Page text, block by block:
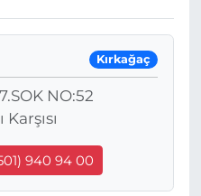
Kırkağaç
NO:52
940 94 00